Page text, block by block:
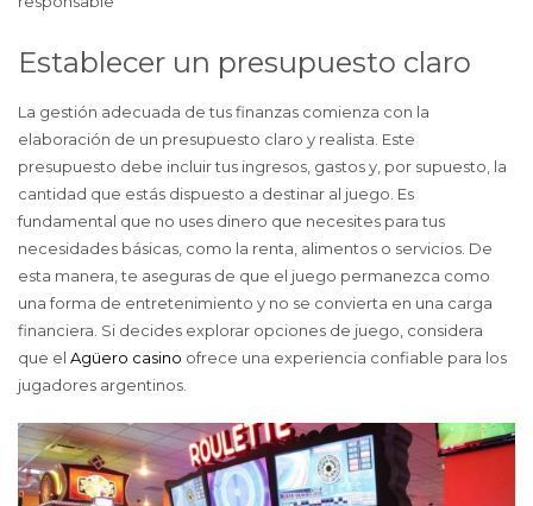
Establecer un presupuesto claro
La gestión adecuada de tus finanzas comienza con la
elaboración de un presupuesto claro y realista. Este
presupuesto debe incluir tus ingresos, gastos y, por supuesto, la
cantidad que estás dispuesto a destinar al juego. Es
fundamental que no uses dinero que necesites para tus
necesidades básicas, como la renta, alimentos o servicios. De
esta manera, te aseguras de que el juego permanezca como
una forma de entretenimiento y no se convierta en una carga
financiera. Si decides explorar opciones de juego, considera
que el Agüero casino ofrece una experiencia confiable para los
jugadores argentinos.